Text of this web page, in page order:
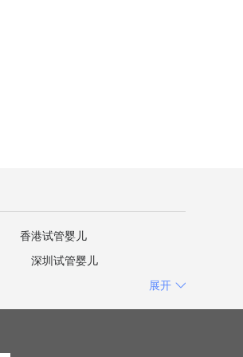
香港试管婴儿
深圳试管婴儿
展开